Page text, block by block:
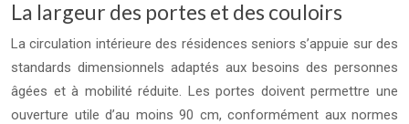
La largeur des portes et des couloirs
La circulation intérieure des résidences seniors s’appuie sur des
standards dimensionnels adaptés aux besoins des personnes
âgées et à mobilité réduite. Les portes doivent permettre une
ouverture utile d’au moins 90 cm, conformément aux normes